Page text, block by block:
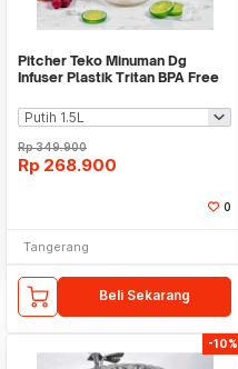
Pitcher Teko Minuman Dg
Infuser Plastik Tritan BPA Free
Rp349.900
Rp 268.900
0
Tangerang
Beli Sekarang
-10%